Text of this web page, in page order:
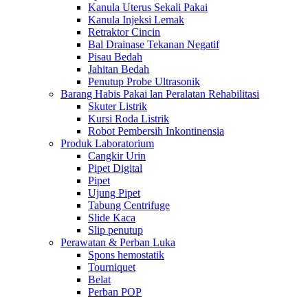
Kanula Uterus Sekali Pakai
Kanula Injeksi Lemak
Retraktor Cincin
Bal Drainase Tekanan Negatif
Pisau Bedah
Jahitan Bedah
Penutup Probe Ultrasonik
Barang Habis Pakai lan Peralatan Rehabilitasi
Skuter Listrik
Kursi Roda Listrik
Robot Pembersih Inkontinensia
Produk Laboratorium
Cangkir Urin
Pipet Digital
Pipet
Ujung Pipet
Tabung Centrifuge
Slide Kaca
Slip penutup
Perawatan & Perban Luka
Spons hemostatik
Tourniquet
Belat
Perban POP